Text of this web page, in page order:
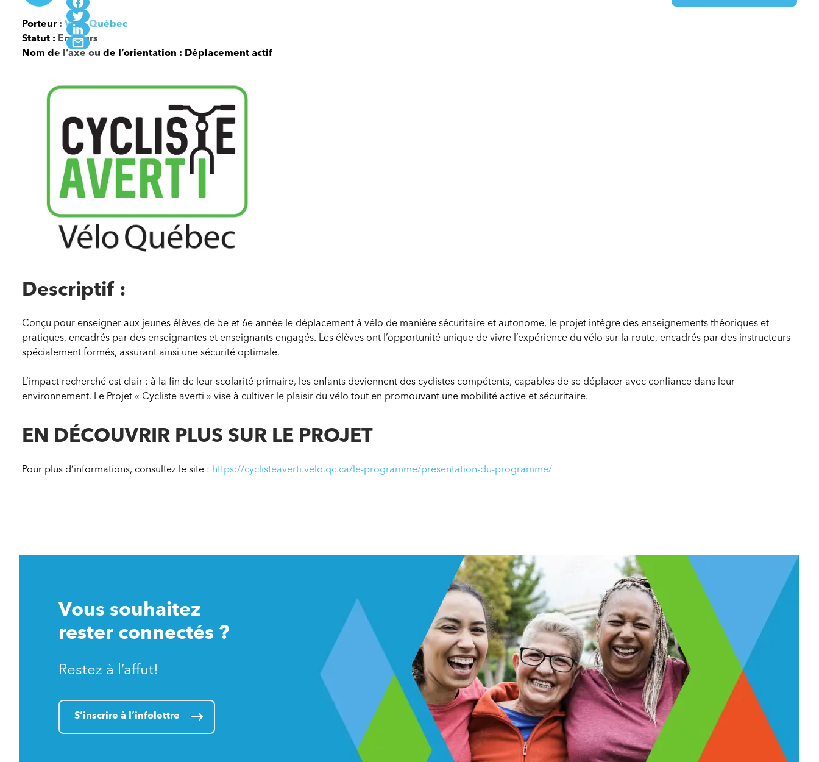
Porteur : Vélo Québec
Statut : En cours
Nom de l’axe ou de l’orientation : Déplacement actif
Descriptif :
Conçu pour enseigner aux jeunes élèves de 5e et 6e année le déplacement à vélo de manière sécuritaire et autonome, le projet intègre des enseignements théoriques et
pratiques, encadrés par des enseignantes et enseignants engagés. Les élèves ont l’opportunité unique de vivre l’expérience du vélo sur la route, encadrés par des instructeurs
spécialement formés, assurant ainsi une sécurité optimale.
L’impact recherché est clair : à la fin de leur scolarité primaire, les enfants deviennent des cyclistes compétents, capables de se déplacer avec confiance dans leur
environnement. Le Projet « Cycliste averti » vise à cultiver le plaisir du vélo tout en promouvant une mobilité active et sécuritaire.
EN DÉCOUVRIR PLUS SUR LE PROJET
Pour plus d’informations, consultez le site : https://cyclisteaverti.velo.qc.ca/le-programme/presentation-du-programme/
Vous souhaitez
rester connectés ?
Restez à l’affut!
S’inscrire à l’infolettre